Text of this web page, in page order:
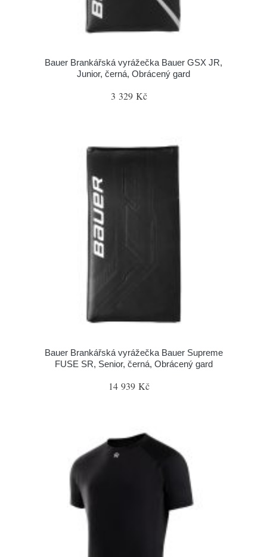
Bauer Brankářská vyrážečka Bauer GSX JR,
Junior, černá, Obrácený gard
3 329 Kč
Bauer Brankářská vyrážečka Bauer Supreme
FUSE SR, Senior, černá, Obrácený gard
14 939 Kč